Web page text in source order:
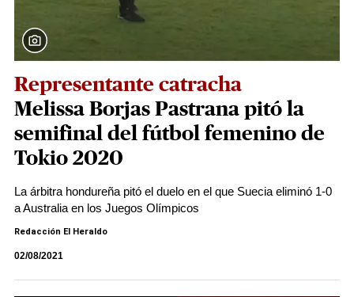
Representante catracha
Melissa Borjas Pastrana pitó la
semifinal del fútbol femenino de
Tokio 2020
La árbitra hondureña pitó el duelo en el que Suecia eliminó 1-0
a Australia en los Juegos Olímpicos
Redacción El Heraldo
02/08/2021